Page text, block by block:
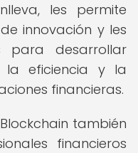
les permite
innovación y les
para desarrollar
la eficiencia y la
financieras.
también
financieros